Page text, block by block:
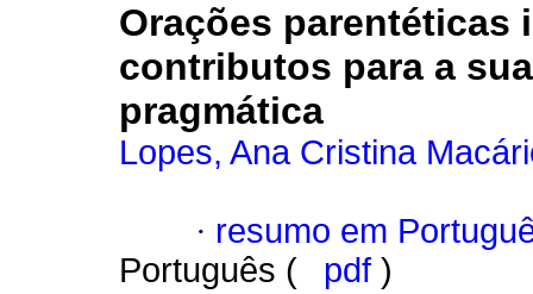
Orações parentéticas
contributos para a
pragmática
Lopes, Ana Cristina
· resumo em
Português (
pdf )